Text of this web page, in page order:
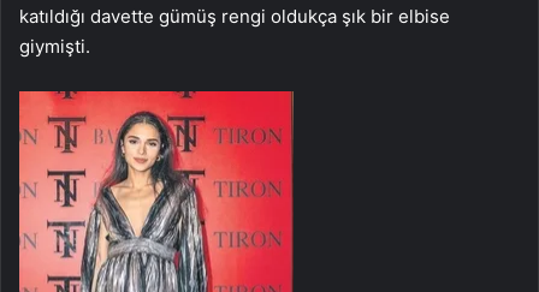
katıldığı davette gümüş rengi oldukça şık bir elbise
giymişti.